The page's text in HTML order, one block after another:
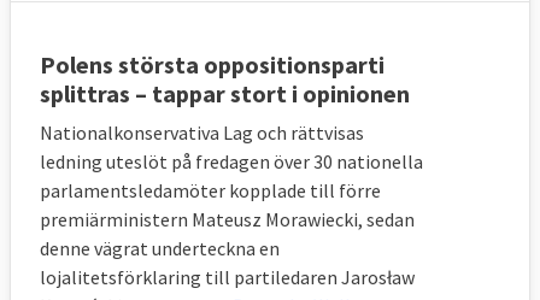
Polens största oppositionsparti
splittras – tappar stort i opinionen
Nationalkonservativa Lag och rättvisas
ledning uteslöt på fredagen över 30 nationella
parlamentsledamöter kopplade till förre
premiärministern Mateusz Morawiecki, sedan
denne vägrat underteckna en
lojalitetsförklaring till partiledaren Jarosław